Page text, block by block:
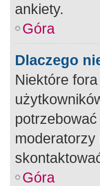
ankiety.
Góra
Dlaczego
Niektóre
Góra